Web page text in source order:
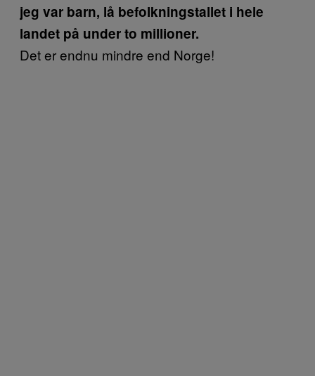
jeg var barn, lå befolkningstallet i hele
landet på under to millioner.
Det er endnu mindre end Norge!